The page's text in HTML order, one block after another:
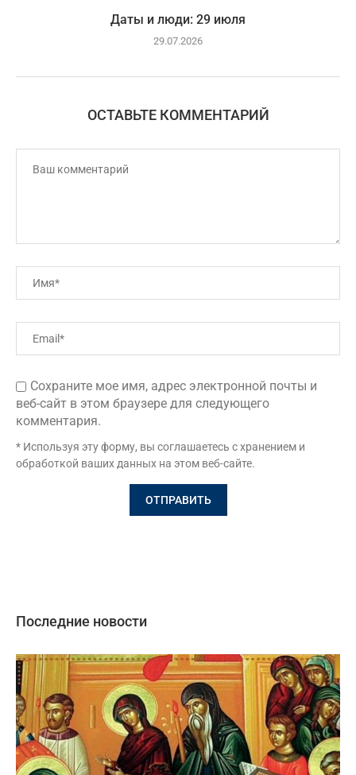
Даты и люди: 29 июля
29.07.2026
ОСТАВЬТЕ КОММЕНТАРИЙ
Сохраните мое имя, адрес электронной почты и
веб-сайт в этом браузере для следующего
комментария.
* Используя эту форму, вы соглашаетесь с хранением и
обработкой ваших данных на этом веб-сайте.
Последние новости